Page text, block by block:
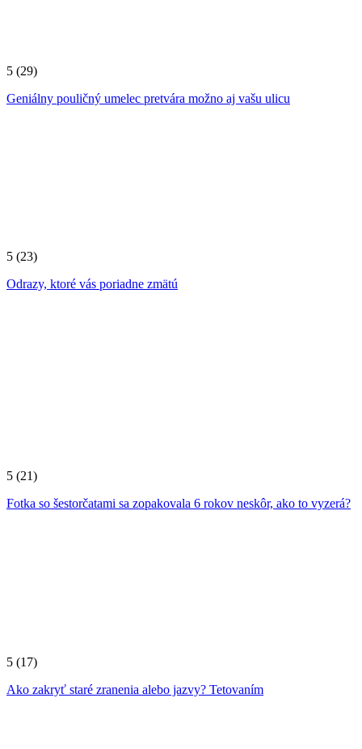
5 (29)
Geniálny pouličný umelec pretvára možno aj vašu ulicu
5 (23)
Odrazy, ktoré vás poriadne zmätú
5 (21)
Fotka so šestorčatami sa zopakovala 6 rokov neskôr, ako to vyzerá?
5 (17)
Ako zakryť staré zranenia alebo jazvy? Tetovaním